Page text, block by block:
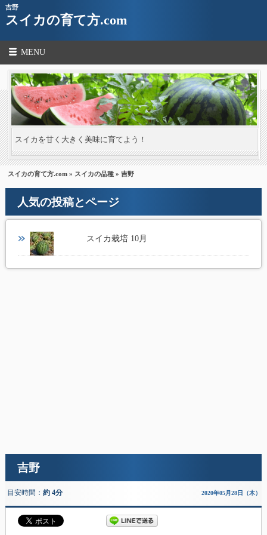
吉野
スイカの育て方.com
MENU
スイカを甘く大きく美味に育てよう！
スイカの育て方.com » スイカの品種 » 吉野
人気の投稿とページ
スイカ栽培 10月
吉野
目安時間： 約 4分 2020年05月28日（木）